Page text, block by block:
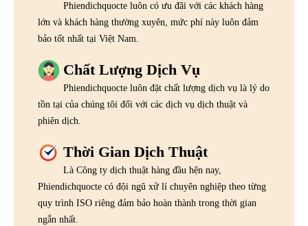
Phiendichquocte luôn có ưu đãi với các khách hàng
lớn và khách hàng thường xuyên, mức phí này luôn đảm
bảo tốt nhất tại Việt Nam.
Chất Lượng Dịch Vụ
Phiendichquocte luôn đặt chất lượng dịch vụ là lý do
tồn tại của chúng tôi đối với các dịch vụ dịch thuật và
phiên dịch.
Thời Gian Dịch Thuật
Là Công ty dịch thuật hàng đầu hện nay,
Phiendichquocte có đội ngũ xử lí chuyên nghiệp theo từng
quy trình ISO riêng đảm bảo hoàn thành trong thời gian
ngắn nhất.